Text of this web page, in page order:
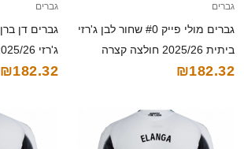
גברים
גברים מולי פייק #0 שחור לבן ג'רזי
ביתית 2025/26 חולצה קצרה
₪182.32
גברים
ג'רזי 2025/26 חולצה קצרה
₪182.32